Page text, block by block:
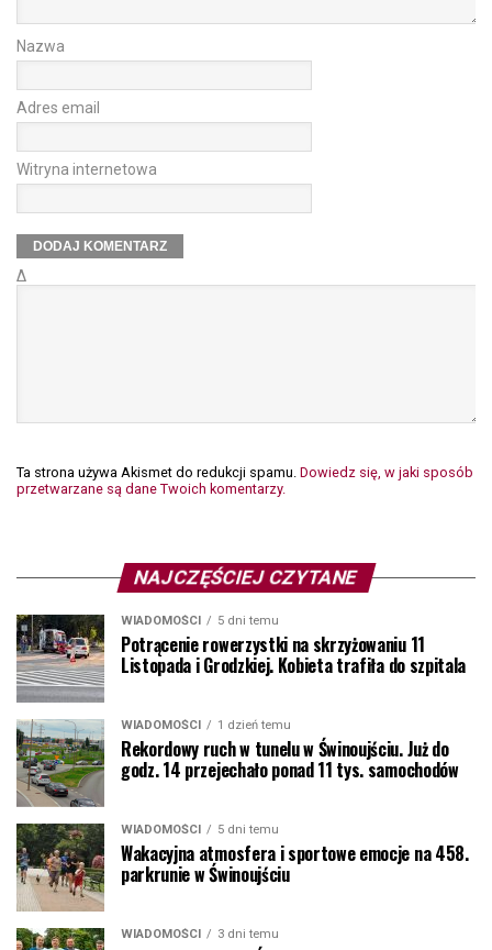
Nazwa
Adres email
Witryna internetowa
Δ
Ta strona używa Akismet do redukcji spamu. Dowiedz się, w jaki sposób
przetwarzane są dane Twoich komentarzy.
NAJCZĘŚCIEJ CZYTANE
WIADOMOŚCI 5 dni temu
Potrącenie rowerzystki na skrzyżowaniu 11
Listopada i Grodzkiej. Kobieta trafiła do szpitala
WIADOMOŚCI 1 dzień temu
Rekordowy ruch w tunelu w Świnoujściu. Już do
godz. 14 przejechało ponad 11 tys. samochodów
WIADOMOŚCI 5 dni temu
Wakacyjna atmosfera i sportowe emocje na 458.
parkrunie w Świnoujściu
WIADOMOŚCI 3 dni temu